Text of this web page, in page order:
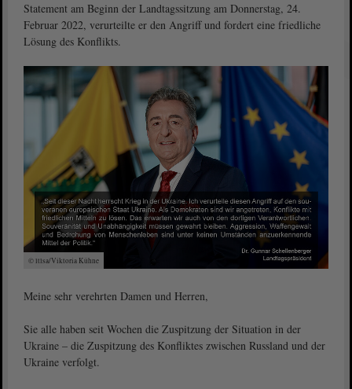
Statement am Beginn der Landtagssitzung am Donnerstag, 24.
Februar 2022, verurteilte er den Angriff und fordert eine friedliche
Lösung des Konflikts.
© ltlsa/Viktoria Kühne
Meine sehr verehrten Damen und Herren,
Sie alle haben seit Wochen die Zuspitzung der Situation in der
Ukraine – die Zuspitzung des Konfliktes zwischen Russland und der
Ukraine verfolgt.